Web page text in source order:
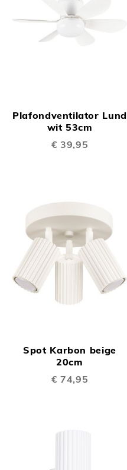
Plafondventilator Lund
wit 53cm
€ 39,95
Spot Karbon beige
20cm
€ 74,95